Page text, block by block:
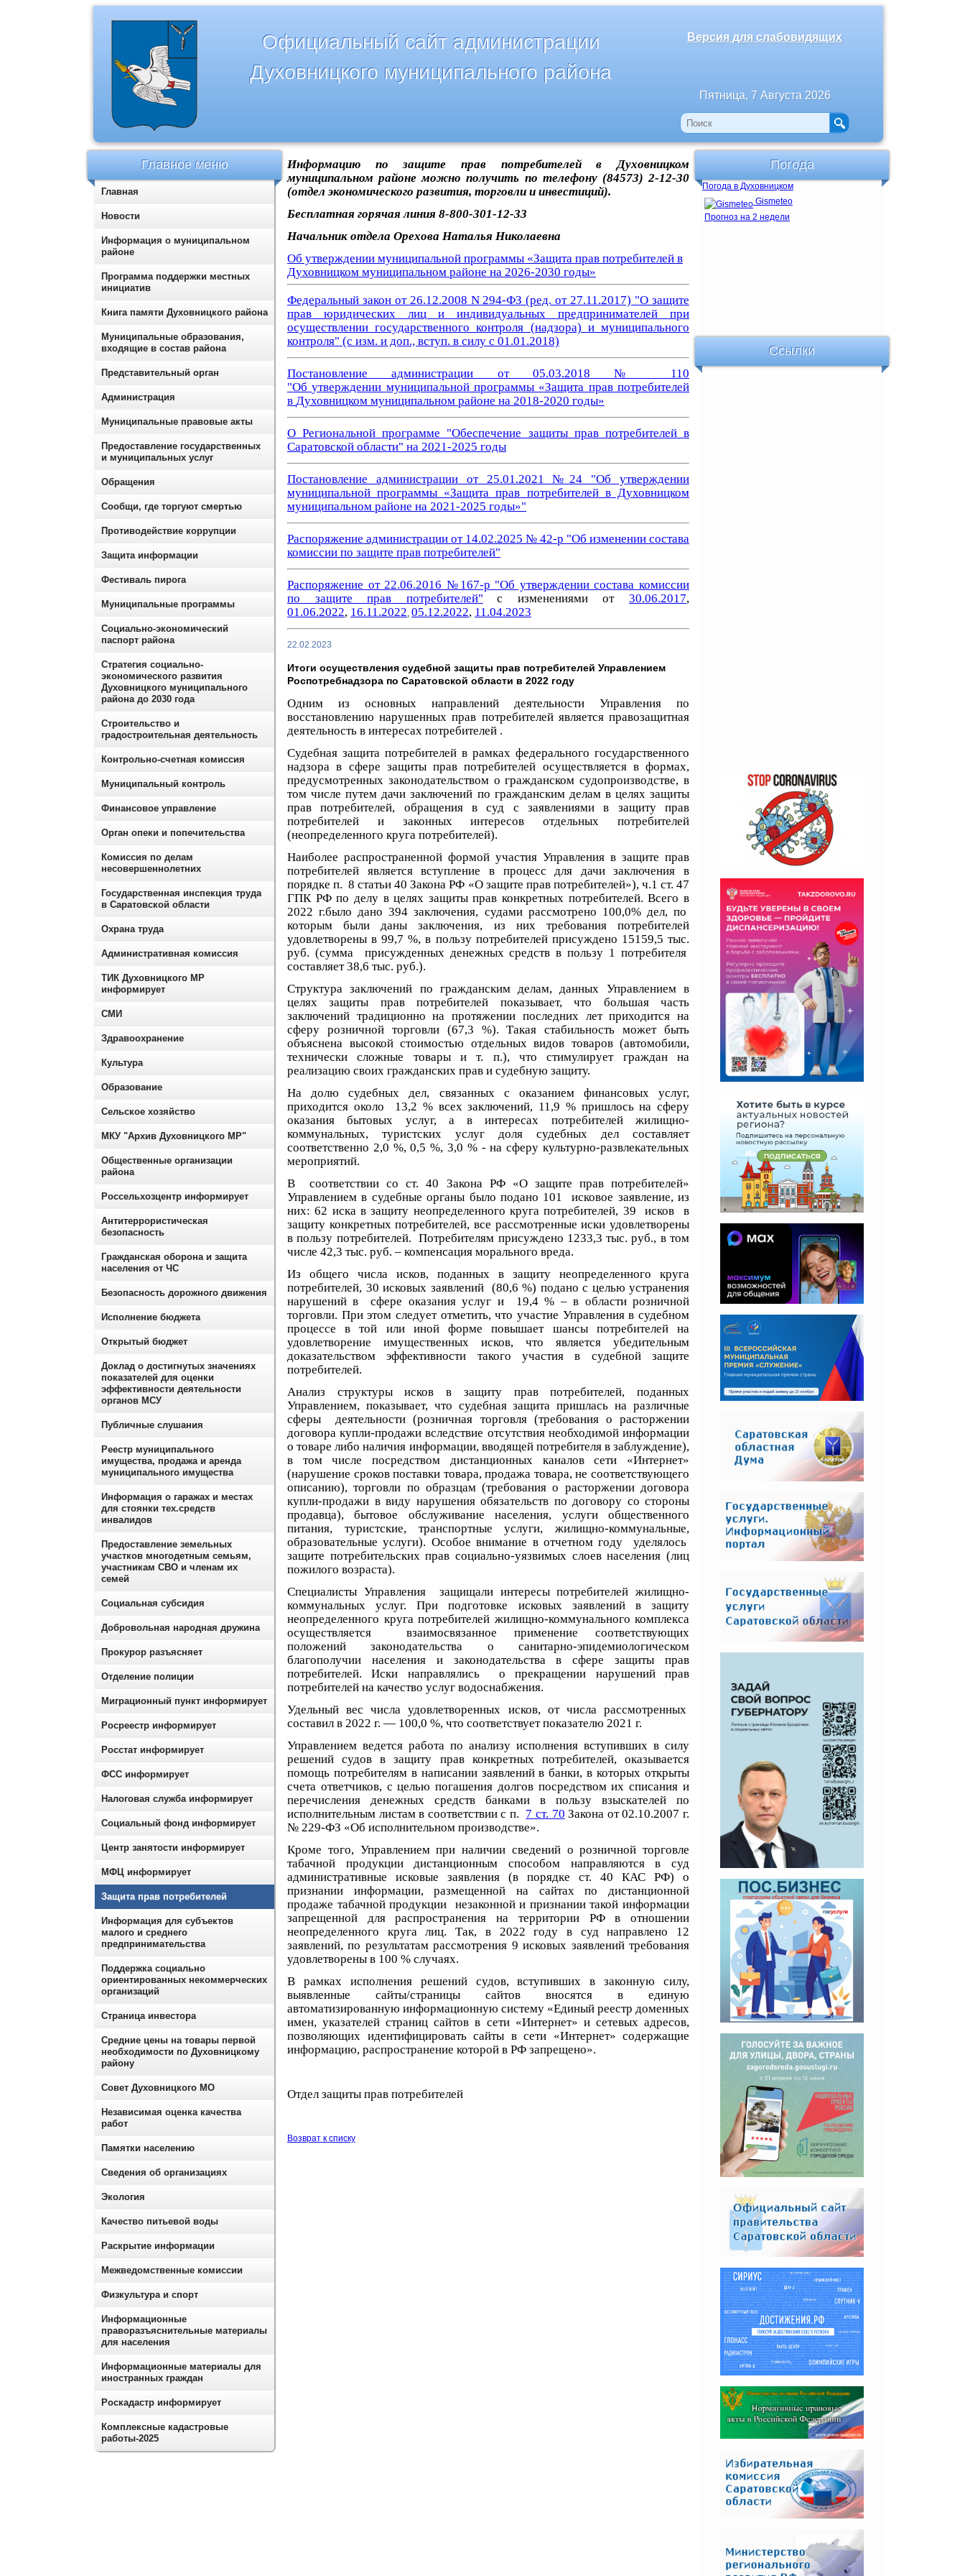
Официальный сайт администрации
Духовницкого муниципального района
Версия для слабовидящих
Пятница, 7 Августа 2026
Информацию по защите прав потребителей в Духовницком
муниципальном районе можно получить по телефону (84573) 2-12-30
(отдел экономического развития, торговли и инвестиций).
Бесплатная горячая линия 8-800-301-12-33
Начальник отдела Орехова Наталья Николаевна
Об утверждении муниципальной программы «Защита прав потребителей в
Духовницком муниципальном районе на 2026-2030 годы»
Федеральный закон от 26.12.2008 N 294-ФЗ (ред. от 27.11.2017) "О защите
прав юридических лиц и индивидуальных предпринимателей при
осуществлении государственного контроля (надзора) и муниципального
контроля" (с изм. и доп., вступ. в силу с 01.01.2018)
Постановление администрации от 05.03.2018 № 110
"Обутверждении муниципальной программы «Защита прав потребителей
в Духовницком муниципальном районе на 2018-2020 годы»
О Региональной программе "Обеспечение защиты прав потребителей в
Саратовской области" на 2021-2025 годы
Постановление администрации от 25.01.2021 №24 "Об утверждении
муниципальной программы «Защита прав потребителей в Духовницком
муниципальном районе на 2021-2025 годы»"
Распоряжение администрации от 14.02.2025 № 42-р "Об изменении состава
комиссии по защите прав потребителей"
Распоряжение от 22.06.2016 №167-р "Об утверждении состава комиссии
по защите прав потребителей" с изменениями от30.06.2017,
01.06.2022, 16.11.2022, 05.12.2022, 11.04.2023
22.02.2023
Итоги осуществления судебной защиты прав потребителей Управлением
Роспотребнадзора по Саратовской области в 2022 году
Одним из основных направлений деятельности Управления по
восстановлению нарушенных прав потребителей является правозащитная
деятельность в интересах потребителей .
Судебная защита потребителей в рамках федерального государственного
надзора в сфере защиты прав потребителей осуществляется в формах,
предусмотренных законодательством о гражданском судопроизводстве, в
том числе путем дачи заключений по гражданским делам в целях защиты
прав потребителей, обращения в суд с заявлениями в защиту прав
потребителей и законных интересов отдельных потребителей
(неопределенного круга потребителей).
Наиболее распространенной формой участия Управления в защите прав
потребителей является вступление в процесс для дачи заключения в
порядке п. 8 статьи 40 Закона РФ «О защите прав потребителей»), ч.1 ст. 47
ГПК РФ по делу в целях защиты прав конкретных потребителей. Всего в
2022 г.было дано 394 заключения, судами рассмотрено 100,0% дел, по
которым были даны заключения, из них требования потребителей
удовлетворены в 99,7 %, в пользу потребителей присуждено 15159,5 тыс.
руб. (сумма присужденных денежных средств в пользу 1 потребителя
составляет 38,6 тыс. руб.).
Структура заключений по гражданским делам, данных Управлением в
целях защиты прав потребителей показывает, что большая часть
заключений традиционно на протяжении последних лет приходится на
сферу розничной торговли (67,3 %). Такая стабильность может быть
объяснена высокой стоимостью отдельных видов товаров (автомобили,
технически сложные товары и т. п.), что стимулирует граждан на
реализацию своих гражданских прав и судебную защиту.
На долю судебных дел, связанных с оказанием финансовых услуг,
приходится около 13,2 % всех заключений, 11,9 % пришлось на сферу
оказания бытовых услуг, а в интересах потребителей жилищно-
коммунальных, туристских услуг доля судебных дел составляет
соответственно 2,0 %, 0,5 %, 3,0 % - на сферу культурно-развлекательных
мероприятий.
В соответствии со ст. 40 Закона РФ «О защите прав потребителей»
Управлением в судебные органы было подано 101 исковое заявление, из
них: 62 иска в защиту неопределенного круга потребителей, 39 исков в
защиту конкретных потребителей, все рассмотренные иски удовлетворены
в пользу потребителей. Потребителям присуждено 1233,3 тыс. руб., в том
числе 42,3 тыс. руб. – компенсация морального вреда.
Из общего числа исков, поданных в защиту неопределенного круга
потребителей, 30 исковых заявлений (80,6 %) подано с целью устранения
нарушений в сфере оказания услуг и 19,4 % – в области розничной
торговли. При этом следует отметить, что участие Управления в судебном
процессе в той или иной форме повышает шансы потребителей на
удовлетворение имущественных исков, что является убедительным
доказательством эффективности такого участия в судебной защите
потребителей.
Анализ структуры исков в защиту прав потребителей, поданных
Управлением, показывает, что судебная защита пришлась на различные
сферы деятельности (розничная торговля (требования о расторжении
договора купли-продажи вследствие отсутствия необходимой информации
о товаре либо наличия информации, вводящей потребителя в заблуждение),
в том числе посредством дистанционных каналов сети «Интернет»
(нарушение сроков поставки товара, продажа товара, не соответствующего
описанию), торговли по образцам (требования о расторжении договора
купли-продажи в виду нарушения обязательств по договору со стороны
продавца), бытовое обслуживание населения, услуги общественного
питания, туристские, транспортные услуги, жилищно-коммунальные,
образовательные услуги). Особое внимание в отчетном году уделялось
защите потребительских прав социально-уязвимых слоев населения (лиц
пожилого возраста).
Специалисты Управления защищали интересы потребителей жилищно-
коммунальных услуг. При подготовке исковых заявлений в защиту
неопределенного круга потребителей жилищно-коммунального комплекса
осуществляется взаимосвязанное применение соответствующих
положений законодательства о санитарно-эпидемиологическом
благополучии населения и законодательства в сфере защиты прав
потребителей. Иски направлялись о прекращении нарушений прав
потребителей на качество услуг водоснабжения.
Удельный вес числа удовлетворенных исков, от числа рассмотренных
составил в 2022 г. — 100,0 %, что соответствует показателю 2021 г.
Управлением ведется работа по анализу исполнения вступивших в силу
решений судов в защиту прав конкретных потребителей, оказывается
помощь потребителям в написании заявлений в банки, в которых открыты
счета ответчиков, с целью погашения долгов посредством их списания и
перечисления денежных средств банками в пользу взыскателей по
исполнительным листам в соответствии с п. 7 ст. 70 Закона от 02.10.2007 г.
№ 229-ФЗ «Об исполнительном производстве».
Кроме того, Управлением при наличии сведений о розничной торговле
табачной продукции дистанционным способом направляются в суд
административные исковые заявления (в порядке ст. 40 КАС РФ) о
признании информации, размещенной на сайтах по дистанционной
продаже табачной продукции незаконной и признании такой информации
запрещенной для распространения на территории РФ в отношении
неопределенного круга лиц. Так, в 2022 году в суд направлено 12
заявлений, по результатам рассмотрения 9 исковых заявлений требования
удовлетворены в 100 % случаях.
В рамках исполнения решений судов, вступивших в законную силу,
выявленные сайты/страницы сайтов вносятся в единую
автоматизированную информационную систему «Единый реестр доменных
имен, указателей страниц сайтов в сети «Интернет» и сетевых адресов,
позволяющих идентифицировать сайты в сети «Интернет» содержащие
информацию, распространение которой в РФ запрещено».
Отдел защиты прав потребителей
Возврат к списку
Главное меню
Главная
Новости
Информация о муниципальном
районе
Программа поддержки местных
инициатив
Книга памяти Духовницкого района
Муниципальные образования,
входящие в состав района
Представительный орган
Администрация
Муниципальные правовые акты
Предоставление государственных
и муниципальных услуг
Обращения
Сообщи, где торгуют смертью
Противодействие коррупции
Защита информации
Фестиваль пирога
Муниципальные программы
Социально-экономический
паспорт района
Стратегия социально-
экономического развития
Духовницкого муниципального
района до 2030 года
Строительство и
градостроительная деятельность
Контрольно-счетная комиссия
Муниципальный контроль
Финансовое управление
Орган опеки и попечительства
Комиссия по делам
несовершеннолетних
Государственная инспекция труда
в Саратовской области
Охрана труда
Административная комиссия
ТИК Духовницкого МР
информирует
СМИ
Здравоохранение
Культура
Образование
Сельское хозяйство
МКУ "Архив Духовницкого МР"
Общественные организации
района
Россельхозцентр информирует
Антитеррористическая
безопасность
Гражданская оборона и защита
населения от ЧС
Безопасность дорожного движения
Исполнение бюджета
Открытый бюджет
Доклад о достигнутых значениях
показателей для оценки
эффективности деятельности
органов МСУ
Публичные слушания
Реестр муниципального
имущества, продажа и аренда
муниципального имущества
Информация о гаражах и местах
для стоянки тех.средств
инвалидов
Предоставление земельных
участков многодетным семьям,
участникам СВО и членам их
семей
Социальная субсидия
Добровольная народная дружина
Прокурор разъясняет
Отделение полиции
Миграционный пункт информирует
Росреестр информирует
Росстат информирует
ФСС информирует
Налоговая служба информирует
Социальный фонд информирует
Центр занятости информирует
МФЦ информирует
Защита прав потребителей
Информация для субъектов
малого и среднего
предпринимательства
Поддержка социально
ориентированных некоммерческих
организаций
Страница инвестора
Средние цены на товары первой
необходимости по Духовницкому
району
Совет Духовницкого МО
Независимая оценка качества
работ
Памятки населению
Сведения об организациях
Экология
Качество питьевой воды
Раскрытие информации
Межведомственные комиссии
Физкультура и спорт
Информационные
праворазъяснительные материалы
для населения
Информационные материалы для
иностранных граждан
Роскадастр информирует
Комплексные кадастровые
работы-2025
Погода
Погода в Духовницком
Gismeteo
Прогноз на 2 недели
Ссылки